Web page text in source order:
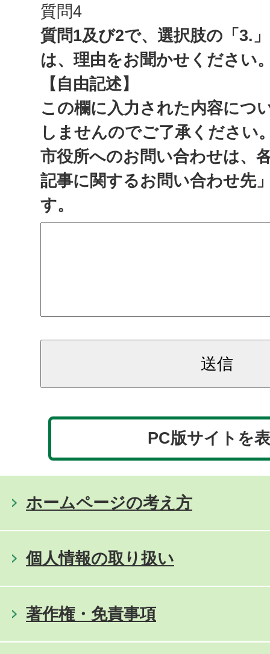
質問4
質問1及び2で、選択肢の「3.
は、理由をお聞かせください
【自由記述】
この欄に入力された内容につ
しませんのでご了承ください
市役所へのお問い合わせは、
記事に関するお問い合わせ先
す。
PC版サイトを
ホームページの考え方
個人情報の取り扱い
著作権・免責事項